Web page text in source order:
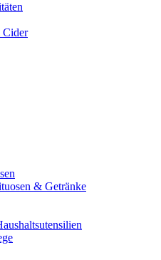
Cider
& Getränke